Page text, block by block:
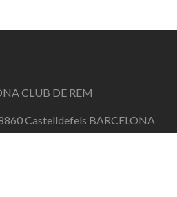
CLUB DE REM
Castelldefels BARCELONA